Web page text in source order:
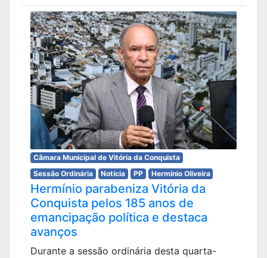
Câmara Municipal de Vitória da Conquista
Sessão Ordinária
Notícia PP Hermínio Oliveira
Hermínio parabeniza Vitória da
Conquista pelos 185 anos de
emancipação política e destaca
avanços
Durante a sessão ordinária desta quarta-